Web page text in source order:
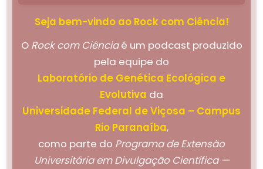
Seja bem-vindo ao Rock com Ciência!
O Rock com Ciênciaé um podcast produzido
pela equipe do
Laboratório de Genética Ecológica e
Evolutiva da
Universidade Federal de Viçosa – Campus
Rio Paranaíba,
como parte do Programa de Extensão
Universitária em Divulgação Científica —